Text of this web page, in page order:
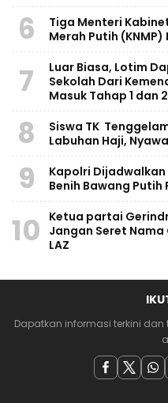
6
Tiga Menteri
Merah Putih (KNMP)
7
Luar Biasa, Lotim
Sekolah Dari
Masuk Tahap 1 dan 2
8
Siswa TK
Labuhan Haji,
9
Kapolri
Benih Bawang Putih
10
Ketua partai
Jangan Seret Nama
LAZ
Dapatkan informasi terkini